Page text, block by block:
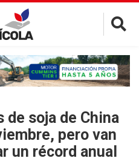
×
de soja de China
pero van
un récord anual